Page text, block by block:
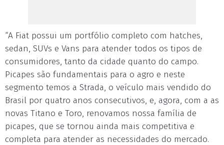
“A Fiat possui um portfólio completo com hatches,
sedan, SUVs e Vans para atender todos os tipos de
consumidores, tanto da cidade quanto do campo.
Picapes são fundamentais para o agro e neste
segmento temos a Strada, o veículo mais vendido do
Brasil por quatro anos consecutivos, e, agora, com a as
novas Titano e Toro, renovamos nossa família de
picapes, que se tornou ainda mais competitiva e
completa para atender as necessidades do mercado.